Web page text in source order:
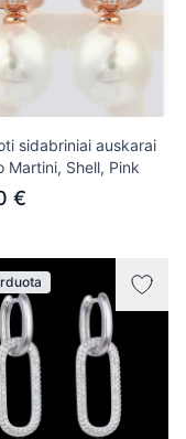
sidabriniai auskarai
Martini, Shell, Pink
€